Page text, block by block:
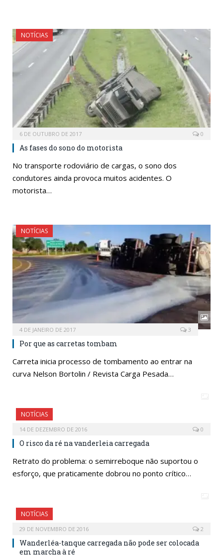
NOTÍCIAS
6 DE OUTUBRO DE 2017 0
As fases do sono do motorista
No transporte rodoviário de cargas, o sono dos
condutores ainda provoca muitos acidentes. O
motorista…
NOTÍCIAS
4 DE JANEIRO DE 2017 3
Por que as carretas tombam
Carreta inicia processo de tombamento ao entrar na
curva Nelson Bortolin / Revista Carga Pesada…
NOTÍCIAS
14 DE DEZEMBRO DE 2016 0
O risco da ré na vanderleia carregada
Retrato do problema: o semirreboque não suportou o
esforço, que praticamente dobrou no ponto crítico…
NOTÍCIAS
29 DE NOVEMBRO DE 2016 2
Wanderléa-tanque carregada não pode ser colocada
em marcha à ré